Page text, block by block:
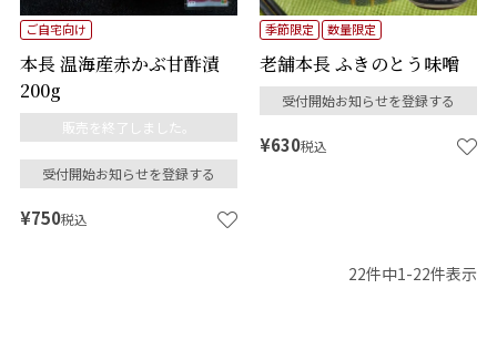
本長 温海産赤かぶ甘酢漬
200g
ご自宅向け
販売を終了しました。
受付開始お知らせを登録する
¥750税込
老舗本長 ふきのとう味噌
季節限定 数量限定
受付開始お知らせを登録する
¥630税込
22件中1 -22件表示